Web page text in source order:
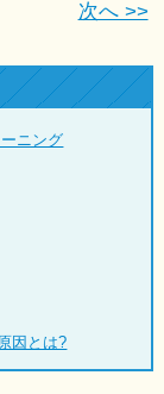
次へ >>
ニング
因とは?